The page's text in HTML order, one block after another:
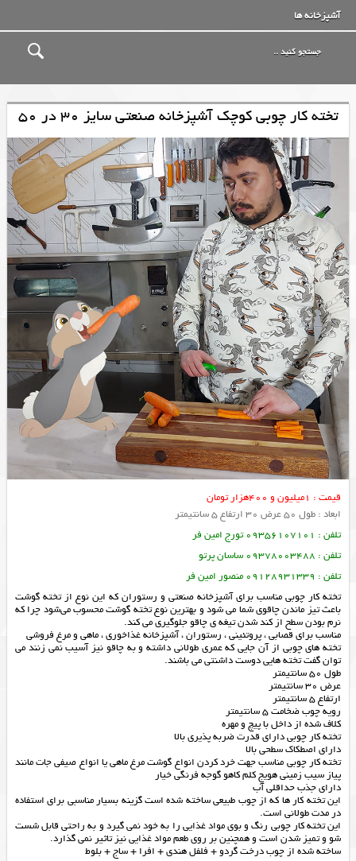
آشپزخانه ها
تخته کار چوبی کوچک آشپزخانه صنعتی سایز 30 در 50
قیمت : 1میلیون و 400هزار تومان
ابعاد : طول 50 عرض 30 ارتفاع 5 سانتیمتر
تلفن : 09356107101 تورج امین فر
تلفن : 09378003488 ساسان پرتو
تلفن : 09128931339 منصور امین فر
تخته کار چوبی مناسب برای آشپزخانه صنعتی و رستوران که این نوع از تخته گوشت
باعث تیز ماندن چاقوی شما می شود و بهترین نوع تخته گوشت محسوب می‌‌شود چرا که
نرم بودن سطح از کند شدن تیغه ی چاقو جلوگیری می کند.
مناسب برای قصابی ، پروتئینی ، رستوران ، آشپزخانه غذاخوری ، ماهی و مرغ فروشی
تخته های چوبی از آن جایی که عمری طولانی داشته و به چاقو نیز آسیب نمی زنند می
توان گفت تخته هایی دوست داشنتی می باشند.
طول 50 سانتیمتر
عرض 30 سانتیمتر
ارتفاع 5 سانتیمتر
رویه چوب ضخامت 5 سانتیمتر
کلاف شده از داخل با پیچ و مهره
تخته کار چوبی دارای قدرت ضربه پذیری بالا
دارای اصطکاک سطحی بالا
تخته کار چوبی مناسب جهت خرد کردن انواع گوشت مرغ ماهی یا انواع صیفی جات مانند
پیاز سیب زمینی هویج کلم کاهو گوجه فرنگی خیار
دارای جذب حداقلی آب
این تخته کار ها که از چوب طبیعی ساخته شده است گزینه بسیار مناسبی برای استفاده
در مدت طولانی است.
این تخته کار چوبی رنگ و بوی مواد غذایی را به خود نمی گیرد و به راحتی قابل شست
شو و تمیز شدن است و همچنین بر روی طعم مواد غذایی نیز تاثیر نمی گذارد.
ساخته شده از چوب درخت گردو + فلفل هندی + افرا + ساج + بلوط